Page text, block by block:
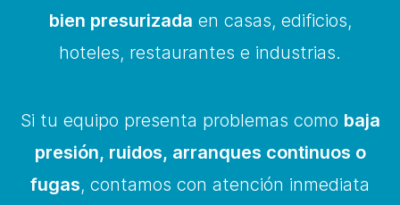
bien presurizada en casas, edificios,
hoteles, restaurantes e industrias.
Si tu equipo presenta problemas como baja
presión, ruidos, arranques continuos o
fugas, contamos con atención inmediata